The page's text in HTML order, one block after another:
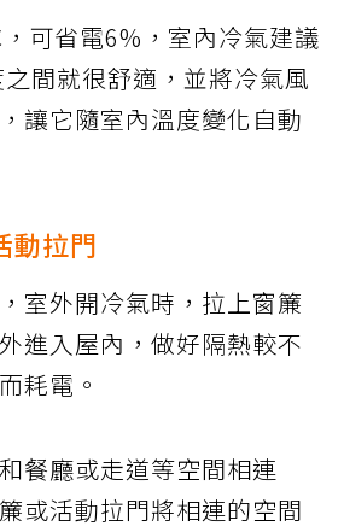
可省電6%，室內冷氣建議
間就很舒適，並將冷氣風
讓它隨室內溫度變化自動
動拉門
室外開冷氣時，拉上窗簾
進入屋內，做好隔熱較不
耗電。
餐廳或走道等空間相連
或活動拉門將相連的空間